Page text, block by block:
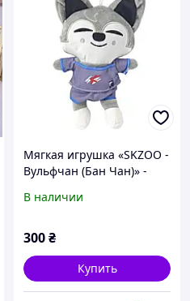
Мягкая игрушка «SKZOO -
Вульфчан (Бан Чан)» -
(Sweamsuit ver.)
В наличии
300₴
Купить